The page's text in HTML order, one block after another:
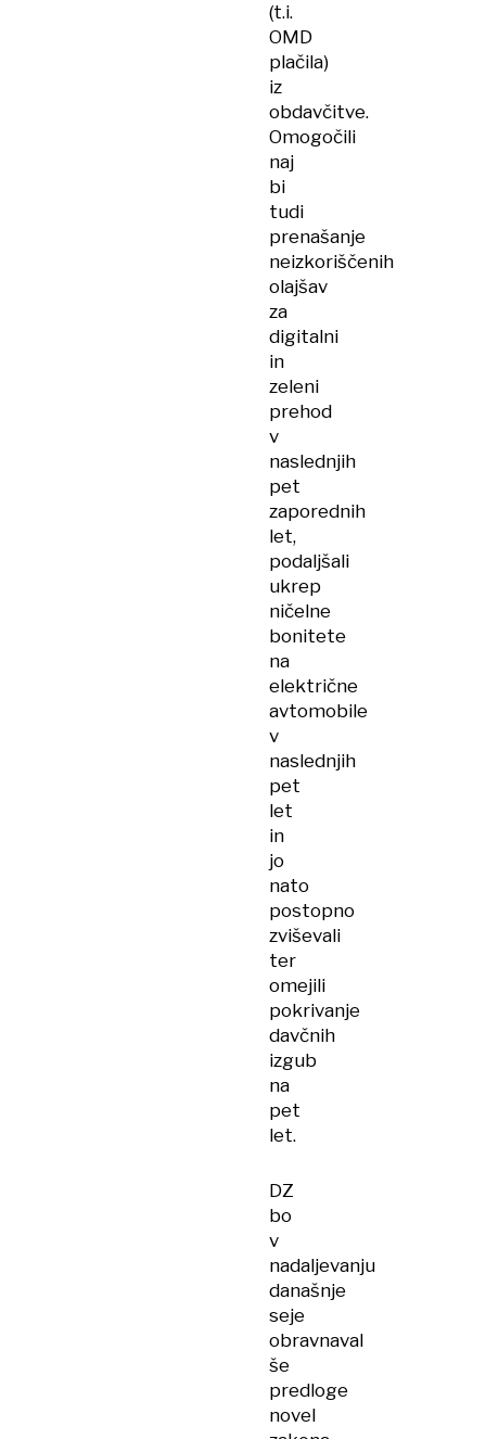
(t.i.
OMD
plačila)
iz
obdavčitve.
Omogočili
naj
bi
tudi
prenašanje
neizkoriščenih
olajšav
za
digitalni
in
zeleni
prehod
v
naslednjih
pet
zaporednih
let,
podaljšali
ukrep
ničelne
bonitete
na
električne
avtomobile
v
naslednjih
pet
let
in
jo
nato
postopno
zviševali
ter
omejili
pokrivanje
davčnih
izgub
na
pet
let.
DZ
bo
v
nadaljevanju
današnje
seje
obravnaval
še
predloge
novel